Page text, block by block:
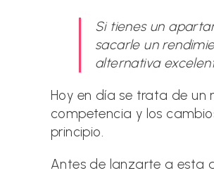
Si tienes un
sacarle un
alternativa
Hoy en día se trata de
competencia y los
principio.
Antes de lanzarte a esta